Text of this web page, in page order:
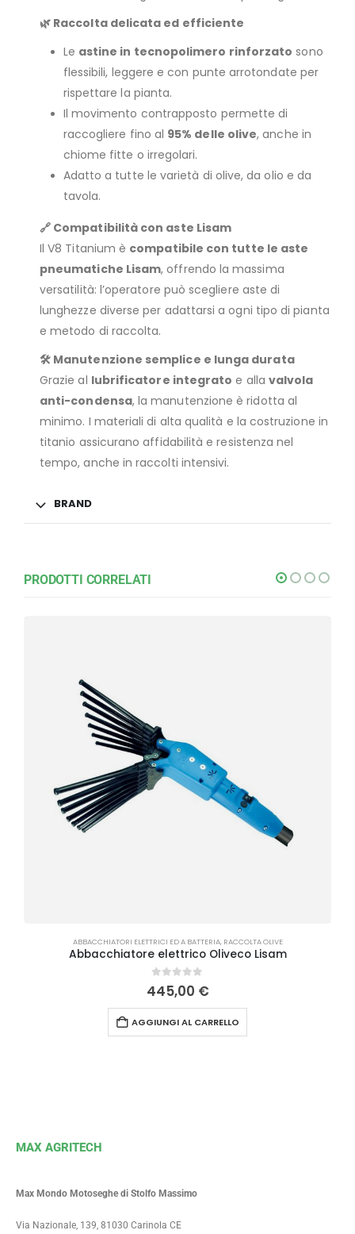
🌿 Raccolta delicata ed efficiente
Le astine in tecnopolimero rinforzato sono
flessibili, leggere e con punte arrotondate per
rispettare la pianta.
Il movimento contrapposto permette di
raccogliere fino al 95% delle olive, anche in
chiome fitte o irregolari.
Adatto a tutte le varietà di olive, da olio e da
tavola.
🔗 Compatibilità con aste Lisam
Il V8 Titanium è compatibile con tutte le aste
pneumatiche Lisam, offrendo la massima
versatilità: l’operatore può scegliere aste di
lunghezze diverse per adattarsi a ogni tipo di pianta
e metodo di raccolta.
🛠️ Manutenzione semplice e lunga durata
Grazie al lubrificatore integrato e alla valvola
anti-condensa, la manutenzione è ridotta al
minimo. I materiali di alta qualità e la costruzione in
titanio assicurano affidabilità e resistenza nel
tempo, anche in raccolti intensivi.
BRAND
PRODOTTI CORRELATI
ABBACCHIATORI ELETTRICI ED A BATTERIA, RACCOLTA OLIVE
Abbacchiatore elettrico Oliveco Lisam
0 Su 5
445,00 €
AGGIUNGI AL CARRELLO
MAX AGRITECH
Max Mondo Motoseghe di Stolfo Massimo
Via Nazionale, 139, 81030 Carinola CE